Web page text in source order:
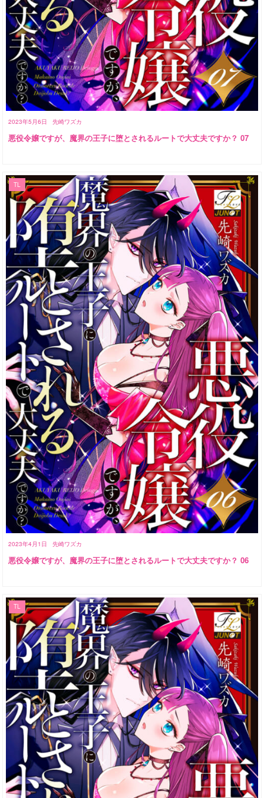
2023年5月6日 先崎ワズカ
悪役令嬢ですが、魔界の王子に堕とされるルートで大丈夫ですか？ 07
2023年4月1日 先崎ワズカ
TL
悪役令嬢ですが、魔界の王子に堕とされるルートで大丈夫ですか？ 06
TL